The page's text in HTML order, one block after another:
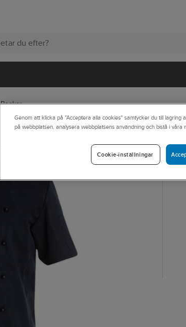
Rockar
Genom att klicka på "Acceptera alla cookies" samtycker du till
på webbplatsen, analysera webbplatsens användning och bistå i våra
Cookie-inställningar